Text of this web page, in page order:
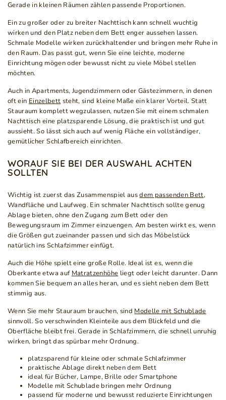
Gerade in kleinen Räumen zählen passende Proportionen.
Ein zu großer oder zu breiter Nachttisch kann schnell wuchtig
wirken und den Platz neben dem Bett enger aussehen lassen.
Schmale Modelle wirken zurückhaltender und bringen mehr Ruhe in
den Raum. Das passt gut, wenn Sie eine leichte, moderne
Einrichtung mögen oder bewusst nicht zu viele Möbel stellen
möchten.
Auch in Apartments, Jugendzimmern oder Gästezimmern, in denen
oft ein Einzelbett steht, sind kleine Maße ein klarer Vorteil. Statt
Stauraum komplett wegzulassen, nutzen Sie mit einem schmalen
Nachttisch eine platzsparende Lösung, die praktisch ist und gut
aussieht. So lässt sich auch auf wenig Fläche ein vollständiger,
gemütlicher Schlafbereich einrichten.
WORAUF SIE BEI DER AUSWAHL ACHTEN
SOLLTEN
Wichtig ist zuerst das Zusammenspiel ausdem passenden Bett,
Wandfläche und Laufweg. Ein schmaler Nachttisch sollte genug
Ablage bieten, ohne den Zugang zum Bett oder den
Bewegungsraum im Zimmer einzuengen. Am besten wirkt es, wenn
die Größen gut zueinander passen und sich das Möbelstück
natürlich ins Schlafzimmer einfügt.
Auch die Höhe spielt eine große Rolle. Ideal ist es, wenn die
Oberkante etwa auf Matratzenhöhe liegt oder leicht darunter. Dann
kommen Sie bequem an alles heran, und es sieht neben dem Bett
stimmig aus.
Wenn Sie mehr Stauraum brauchen, sind Modelle mit Schublade
sinnvoll. So verschwinden Kleinteile aus dem Blickfeld und die
Oberfläche bleibt frei. Gerade in Schlafzimmern, die schnell unruhig
wirken, bringt das spürbar mehr Ordnung.
platzsparend für kleine oder schmale Schlafzimmer
praktische Ablage direkt neben dem Bett
ideal für Bücher, Lampe, Brille oder Smartphone
Modelle mit Schublade bringen mehr Ordnung
passend für moderne und bewusst reduzierte Einrichtungen